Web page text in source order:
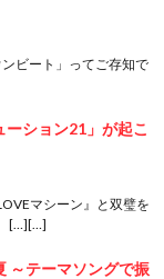
ビート」ってご存知で
ション21」が起こ
マシーン』と双璧を
[…][…]
～テーマソングで振